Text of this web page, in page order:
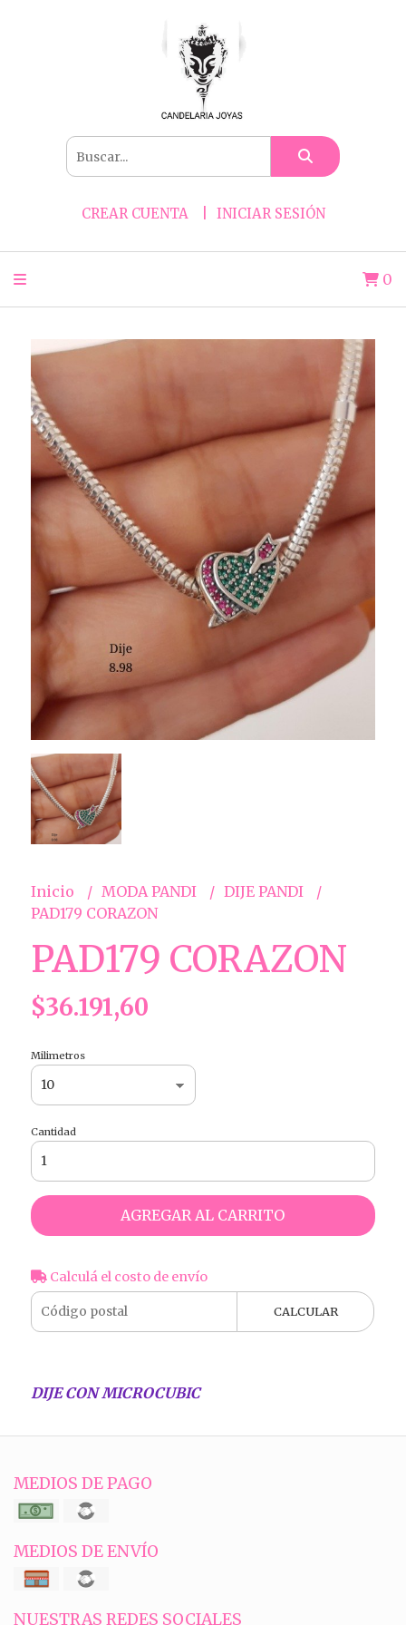
CREAR CUENTA INICIAR SESIÓN
0
Inicio MODA PANDI
DIJE PANDI
PAD179 CORAZON
PAD179 CORAZON
$36.191,60
Milimetros
Cantidad
AGREGAR AL CARRITO
Calculá el costo de envío
CALCULAR
DIJE CON MICROCUBIC
MEDIOS DE PAGO
MEDIOS DE ENVÍO
NUESTRAS REDES SOCIALES